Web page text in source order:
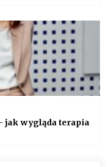
jak wygląda terapia